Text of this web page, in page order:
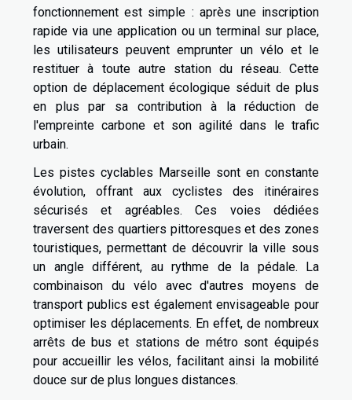
fonctionnement est simple : après une inscription
rapide via une application ou un terminal sur place,
les utilisateurs peuvent emprunter un vélo et le
restituer à toute autre station du réseau. Cette
option de déplacement écologique séduit de plus
en plus par sa contribution à la réduction de
l'empreinte carbone et son agilité dans le trafic
urbain.
Les pistes cyclables Marseille sont en constante
évolution, offrant aux cyclistes des itinéraires
sécurisés et agréables. Ces voies dédiées
traversent des quartiers pittoresques et des zones
touristiques, permettant de découvrir la ville sous
un angle différent, au rythme de la pédale. La
combinaison du vélo avec d'autres moyens de
transport publics est également envisageable pour
optimiser les déplacements. En effet, de nombreux
arrêts de bus et stations de métro sont équipés
pour accueillir les vélos, facilitant ainsi la mobilité
douce sur de plus longues distances.